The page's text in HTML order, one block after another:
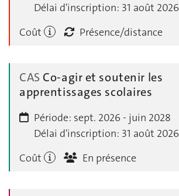
Délai d'inscription: 31 août 2026
Coût
Présence/distance
CAS Co-agir et soutenir les
apprentissages scolaires
Période: sept. 2026 - juin 2028
Délai d'inscription: 31 août 2026
Coût
En présence